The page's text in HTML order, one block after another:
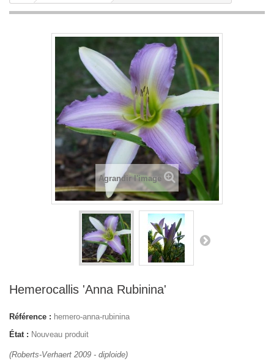
Agrandir l'image
Hemerocallis 'Anna Rubinina'
Référence : hemero-anna-rubinina
État : Nouveau produit
(Roberts-Verhaert 2009 - diploide)